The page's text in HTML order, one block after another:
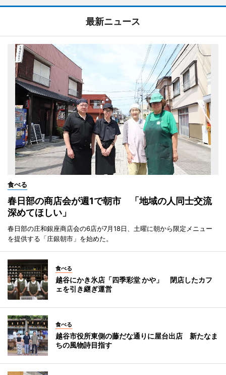
最新ニュース
食べる
春日部の商店会が週1で朝市 「地域の人同士交流
深めてほしい」
春日部の庄和銀座商店会の6店が7月18日、土曜に朝から限定メニュー
を提供する「庄銀朝市」を始めた。
食べる
越谷にかき氷店「四季彩堂 かや」 閉店したカフ
ェを引き継ぎ運営
食べる
越谷市役所東側の藤だな通りに屋台出店 新たなま
ちの風物詩目指す